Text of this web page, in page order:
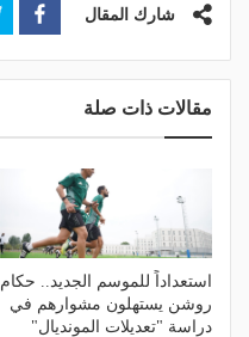
شارك المقال
مقالات ذات صلة
استعداداً للموسم الجديد.. حكام
روشن يستهلون مشوارهم في
دراسة "تعديلات المونديال"